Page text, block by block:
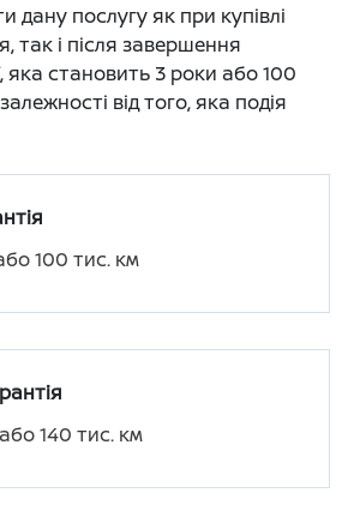
дану послугу як при купівлі
так і після завершення
яка становить 3 роки або 100
від того, яка подія
100 тис. км
140 тис. км